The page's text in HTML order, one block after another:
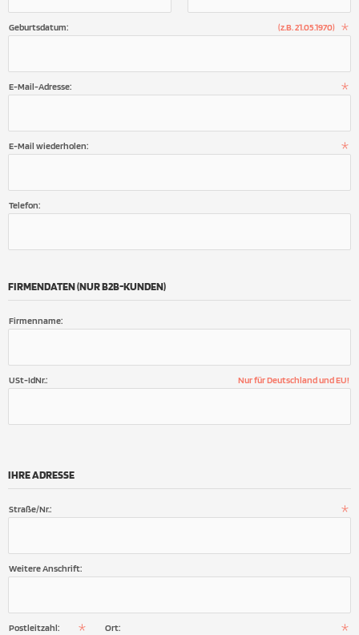
Geburtsdatum: (z.B. 21.05.1970)
E-Mail-Adresse:
E-Mail wiederholen:
Telefon:
FIRMENDATEN (NUR B2B-KUNDEN)
Firmenname:
USt-IdNr.: Nur für Deutschland und EU!
IHRE ADRESSE
Straße/Nr.:
Weitere Anschrift:
Postleitzahl: Ort: